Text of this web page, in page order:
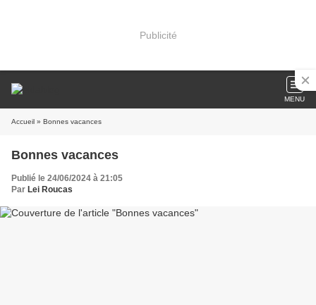
Publicité
MENU
Accueil » Bonnes vacances
Bonnes vacances
Publié le 24/06/2024 à 21:05
Par Lei Roucas